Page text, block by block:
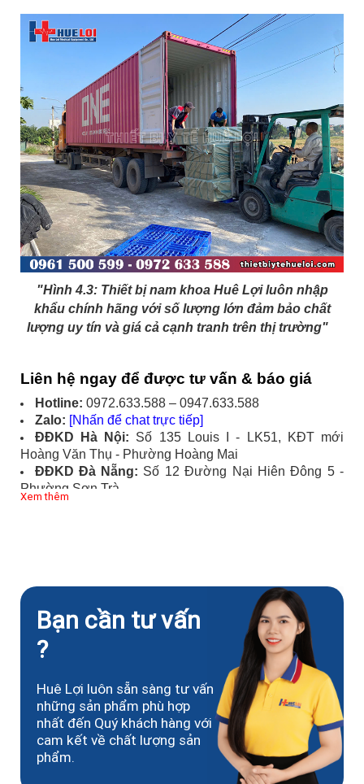
"Hình 4.3: Thiết bị nam khoa Huê Lợi luôn nhập
khẩu chính hãng với số lượng lớn đảm bảo chất
lượng uy tín và giá cả cạnh tranh trên thị trường"
Liên hệ ngay để được tư vấn & báo giá
Hotline: 0972.633.588 – 0947.633.588
Zalo: [Nhấn để chat trực tiếp]
ĐĐKD Hà Nội: Số 135 Louis I - LK51, KĐT mới
Hoàng Văn Thụ - Phường Hoàng Mai
ĐĐKD Đà Nẵng: Số 12 Đường Nại Hiên Đông 5 -
Phường Sơn Trà
Xem thêm
Bạn cần tư vấn
?
Huê Lợi luôn sẵn sàng tư vấn
những sản phẩm phù hợp
nhất đến Quý khách hàng với
cam kết về chất lượng sản
phẩm.